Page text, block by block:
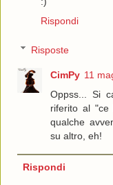
Rispondi
Risposte
CimPy 11
Oppss... Si
riferito al "ce
qualche
su altro, eh!
Rispondi